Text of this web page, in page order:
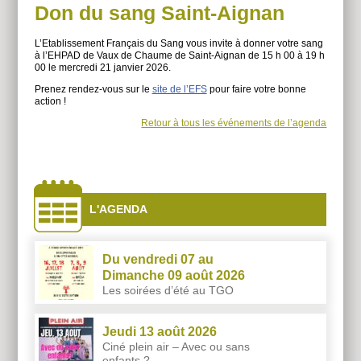
Don du sang Saint-Aignan
L’Etablissement Français du Sang vous invite à donner votre sang
à l’EHPAD de Vaux de Chaume de Saint-Aignan de 15 h 00 à 19 h
00 le mercredi 21 janvier 2026.
Prenez rendez-vous sur le site de l’EFSpour faire votre bonne
action !
Retour à tous les événements de l’agenda
côtés
L'AGENDA
Du vendredi 07 au
Dimanche 09 août 2026
Les soirées d’été au TGO
Jeudi 13 août 2026
Ciné plein air – Avec ou sans